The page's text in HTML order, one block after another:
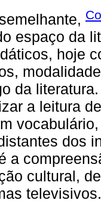
espaço da
hoje
da
a leitura
dos
a
cultural,
televisivos.